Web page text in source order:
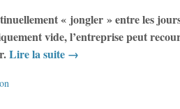
« jongler » entre les
vide, l’entreprise peut
Lire la suite →